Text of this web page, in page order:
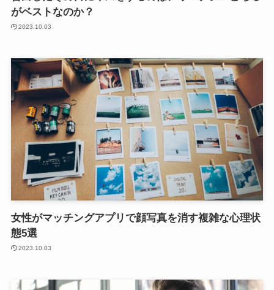
がベストなのか？
2023.10.03
女性がマッチングアプリで顔写真を消す複雑な心理状
態5選
2023.10.03